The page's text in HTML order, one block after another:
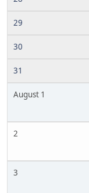
29
30
31
August 1
2
3